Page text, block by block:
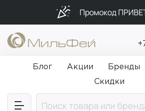
Промокод
Подарки в каждый заказ
Бесплатная доставка
Блог Акции Бренды
Скидки